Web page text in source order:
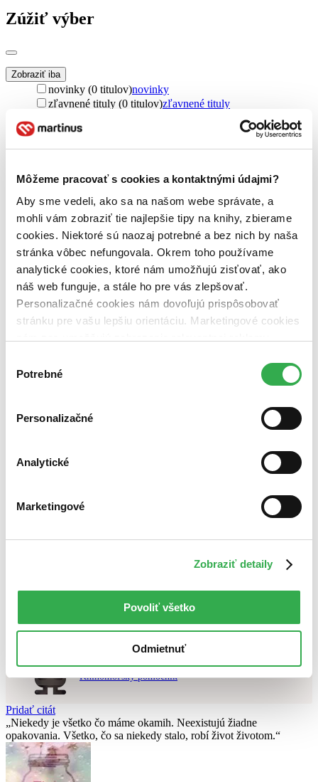
Môžeme pracovať s cookies a kontaktnými údajmi?
Aby sme vedeli, ako sa na našom webe správate, a
mohli vám zobraziť tie najlepšie tipy na knihy, zbierame
cookies. Niektoré sú naozaj potrebné a bez nich by naša
stránka vôbec nefungovala. Okrem toho používame
analytické cookies, ktoré nám umožňujú zisťovať, ako
náš web funguje, a stále ho pre vás zlepšovať.
Personalizačné cookies nám dovoľujú prispôsobovať
stránku pre vašu lepšiu orientáciu. Marketingové cookies
nám pomohlo, keby sme mohli používať všetky tieto
súhlasu
Potrebné
Personalizačné
Analytické
Marketingové
Zobraziť detaily
Povoliť všetko
Odmietnuť
Zúžiť výber
Zobraziť iba
novinky (0 titulov)novinky
zľavnené tituly (0 titulov)zľavnené tituly
Dostupnosť
pripravujeme (0 titulov)
pripravujeme
dostupná (bez vypredaných) (0 titulov)dostupná (bez
vypredaných)
Nové / čítané
nová (0 titulov)nová
čítaná (0 titulov)čítaná
čítaná - výborný stav (0 titulov)čítaná - výborný stav
čítaná - mierne opotrebovaná (0 titulov)čítaná - mierne
opotrebovaná
čítané verzie vypredaných kníh (0 titulov)čítané verzie
vypredaných kníh
Zoradiť
Top hodnotené
Novinky
Najvyššia zľava
Chcete poradiť knihu?
Knihomoľský pomocník
Pridať citát
Niekedy je všetko čo máme okamih. Neexistujú žiadne
opakovania. Všetko, čo sa niekedy stalo, robí život životom.